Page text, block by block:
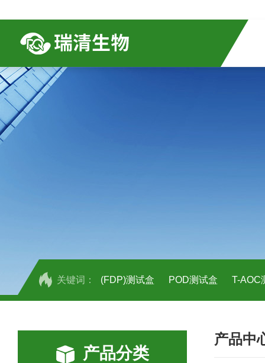
关键词： (FDP)测试盒 POD测试盒 T-AOC
人全式钴氨素2(HTSB2)elisa试剂盒现
产品分类
产品中